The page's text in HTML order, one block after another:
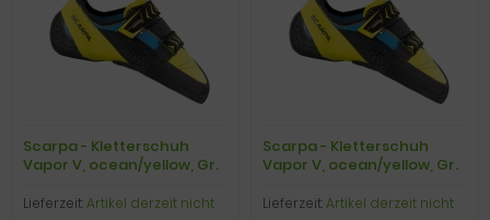
Scarpa - Kletterschuh
Vapor V, ocean/yellow, Gr.
Lieferzeit:Artikel derzeit nicht
Scarpa - Kletterschuh
Vapor V, ocean/yellow, Gr.
Lieferzeit:Artikel derzeit nicht